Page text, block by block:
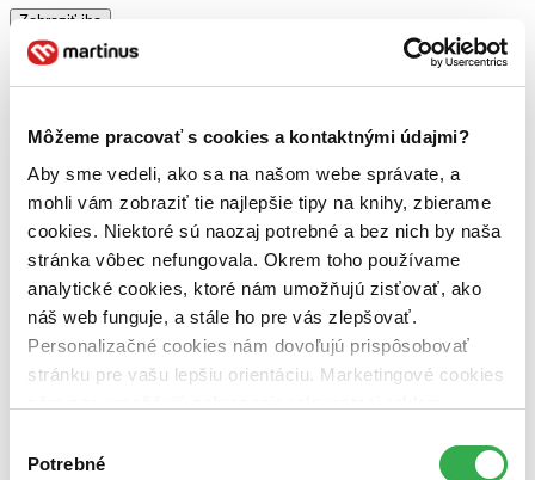
Môžeme pracovať s cookies a kontaktnými údajmi?
Aby sme vedeli, ako sa na našom webe správate, a
mohli vám zobraziť tie najlepšie tipy na knihy, zbierame
cookies. Niektoré sú naozaj potrebné a bez nich by naša
stránka vôbec nefungovala. Okrem toho používame
analytické cookies, ktoré nám umožňujú zisťovať, ako
náš web funguje, a stále ho pre vás zlepšovať.
Personalizačné cookies nám dovoľujú prispôsobovať
stránku pre vašu lepšiu orientáciu. Marketingové cookies
nám pomohlo, keby sme mohli používať všetky tieto
súhlasu
Potrebné
Zobraziť iba
novinky (0 titulov)
na centrálnom sklade (0 titulov)na centrálnom sklade
pripravujeme (0 titulov)pripravujeme
dostupná (bez vypredaných) (0 titulov)dostupná (bez
vypredaných)
nová (0 titulov)nová
čítaná (0 titulov)čítaná
čítaná - výborný stav (0 titulov)čítaná - výborný stav
čítaná - mierne opotrebovaná (0 titulov)čítaná - mierne
čítané verzie vypredaných kníh (0 titulov)čítané verzie